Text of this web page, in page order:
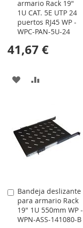
armario Rack 19"
1U CAT. 5E UTP 24
puertos RJ45 WP -
WPC-PAN-5U-24
41,67 €
AÑADIR
LISTA
DE
Bandeja deslizante
para armario Rack
19" 1U 550mm WP -
WPN-ASS-141080-B
Comprar